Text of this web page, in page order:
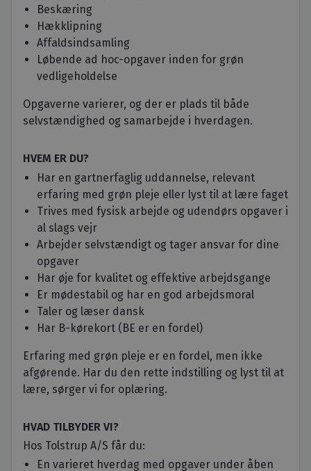
Beskæring
Hækklipning
Affaldsindsamling
Løbende ad hoc-opgaver inden for grøn
vedligeholdelse
Opgaverne varierer, og der er plads til både
selvstændighed og samarbejde i hverdagen.
HVEM ER DU?
Har en gartnerfaglig uddannelse, relevant
erfaring med grøn pleje eller lyst til at lære faget
Trives med fysisk arbejde og udendørs opgaver i
al slags vejr
Arbejder selvstændigt og tager ansvar for dine
opgaver
Har øje for kvalitet og effektive arbejdsgange
Er mødestabil og har en god arbejdsmoral
Taler og læser dansk
Har B-kørekort (BE er en fordel)
Erfaring med grøn pleje er en fordel, men ikke
afgørende. Har du den rette indstilling og lyst til at
lære, sørger vi for oplæring.
HVAD TILBYDER VI?
Hos Tolstrup A/S får du:
En varieret hverdag med opgaver under åben